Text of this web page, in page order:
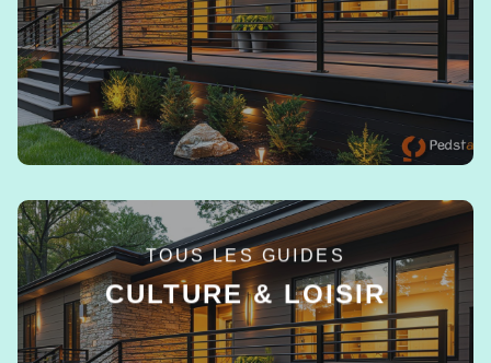
EN SAVOIR +
TOUS LES GUIDES
CULTURE & LOISIR
EN SAVOIR +